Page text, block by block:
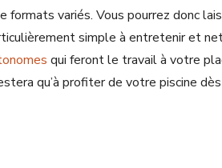
formats variés. Vous pourrez donc
simple à entretenir et
qui feront le travail à votre
qu’à profiter de votre piscine